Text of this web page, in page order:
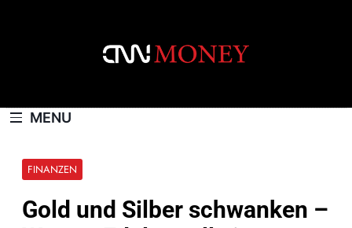
MENU
FINANZEN
Gold und Silber schwanken –